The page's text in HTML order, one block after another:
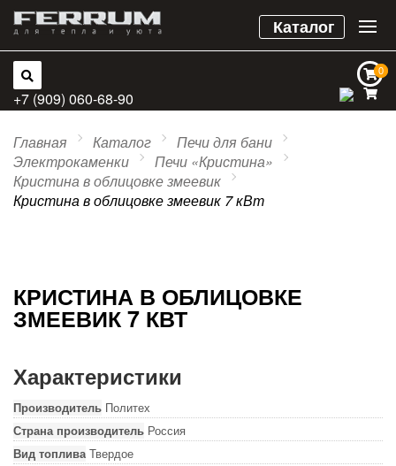
Каталог
0
0
+7 (909) 060-68-90
Главная Каталог
Печи для бани
Электрокаменки
Печи «Кристина»
Кристина в облицовке змеевик
Кристина в облицовке змеевик 7 кВт
КРИСТИНА В ОБЛИЦОВКЕ
ЗМЕЕВИК 7 КВТ
Характеристики
Производитель Политех
Страна производитель Россия
Вид топлива Твердое